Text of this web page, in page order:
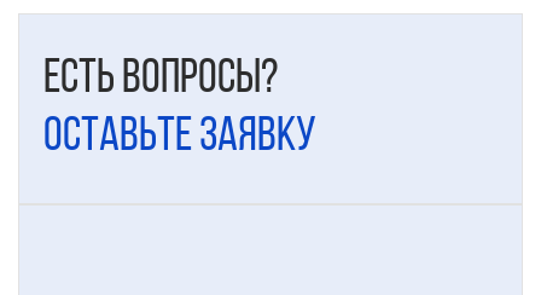
Есть вопросы?
Оставьте заявку